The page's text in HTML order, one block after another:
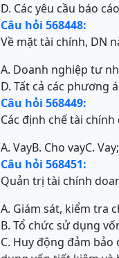
D. Các yêu cầu báo
Câu hỏi 568448:
Về mặt tài chính, DN
A. Doanh nghiệp tư
D. Tất cả các phương
Câu hỏi 568449:
Các định chế tài
A. VayB. Cho vayC.
Câu hỏi 568451:
Quản trị tài chính
A. Giám sát, kiểm tra
B. Tổ chức sử dụng
C. Huy động đảm